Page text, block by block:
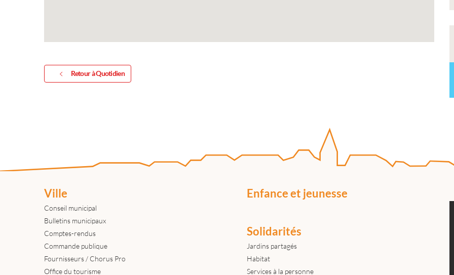
Retour à Quotidien
Ville
Conseil municipal
Bulletins municipaux
Comptes-rendus
Commande publique
Fournisseurs / Chorus Pro
Office du tourisme
Enfance et jeunesse
Solidarités
Jardins partagés
Habitat
Services à la personne